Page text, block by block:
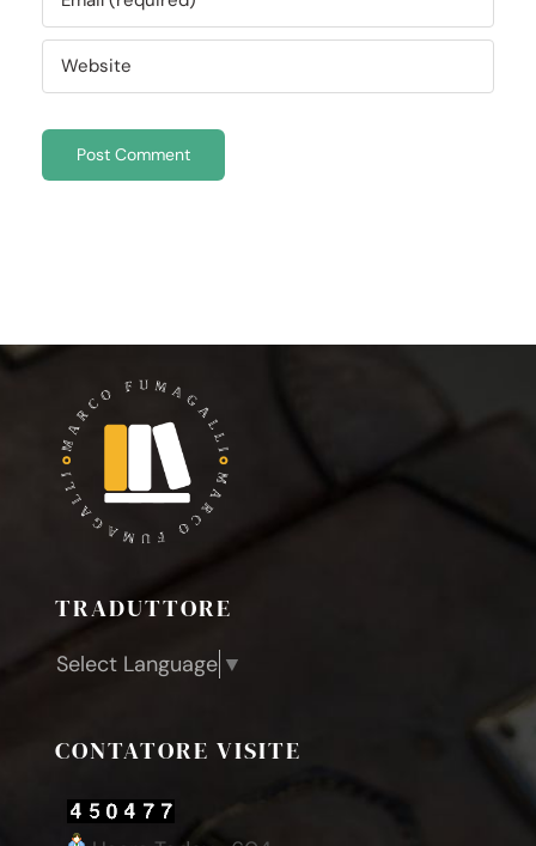
TRADUTTORE
Select Language ▼
CONTATORE VISITE